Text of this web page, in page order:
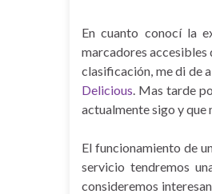
En cuanto conocí la
marcadores accesibles
clasificación, me di de
Delicious. Mas tarde
actualmente sigo y que
El funcionamiento de
servicio tendremos
consideremos